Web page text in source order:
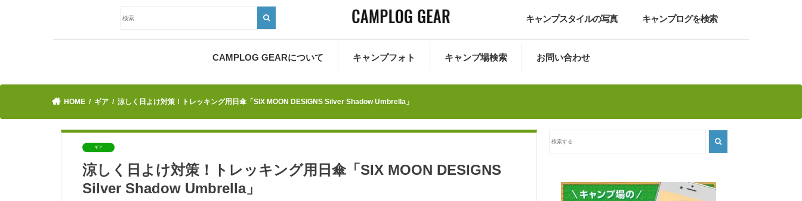
キャンプスタイルの写真 キャンプログを検索
CAMPLOG GEARについて キャンプフォト キャンプ場検索 お問い合わせ
HOME ギア 涼しく日よけ対策！トレッキング用日傘「SIX MOON DESIGNS Silver Shadow Umbrella」
ギア
涼しく日よけ対策！トレッキング用日傘「SIX MOON DESIGNS
Silver Shadow Umbrella」